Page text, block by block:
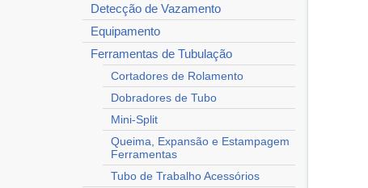
Detecção de Vazamento
Equipamento
Ferramentas de Tubulação
Cortadores de Rolamento
Dobradores de Tubo
Mini-Split
Queima, Expansão e Estampagem
Ferramentas
Tubo de Trabalho Acessórios